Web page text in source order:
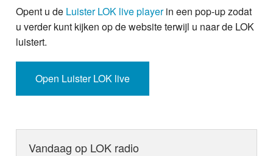
Nieuws
Foto's
Video
Info
Opent u de Luister LOK live playerin een pop-up zodat
u verder kunt kijken op de website terwijl u naar de LOK
luistert.
Open Luister LOK live
Vandaag op LOK radio